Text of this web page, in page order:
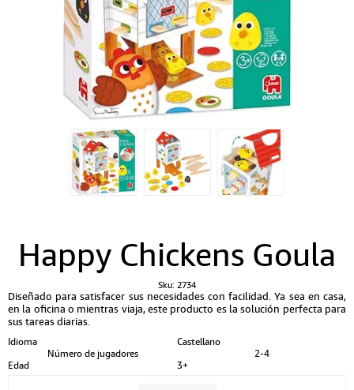
Happy Chickens Goula
Sku: 2734
Diseñado para satisfacer sus necesidades con facilidad. Ya sea en casa,
en la oficina o mientras viaja, este producto es la solución perfecta para
sus tareas diarias.
Idioma
Castellano
Número de jugadores
2-4
Edad
3+